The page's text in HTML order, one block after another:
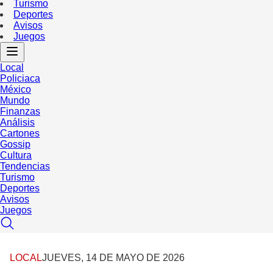
Turismo
Deportes
Avisos
Juegos
Local
Policiaca
México
Mundo
Finanzas
Análisis
Cartones
Gossip
Cultura
Tendencias
Turismo
Deportes
Avisos
Juegos
LOCALJUEVES, 14 DE MAYO DE 2026